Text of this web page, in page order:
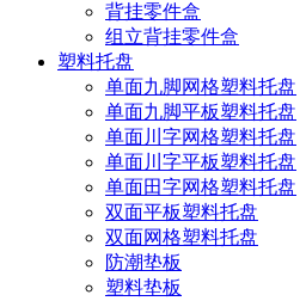
背挂零件盒
组立背挂零件盒
塑料托盘
单面九脚网格塑料托盘
单面九脚平板塑料托盘
单面川字网格塑料托盘
单面川字平板塑料托盘
单面田字网格塑料托盘
双面平板塑料托盘
双面网格塑料托盘
防潮垫板
塑料垫板